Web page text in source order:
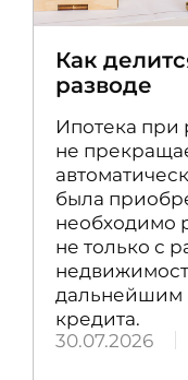
Как
разводе
Ипотека при
не
была
необходимо
не только с
дальнейшим
кредита.
30.07.2026